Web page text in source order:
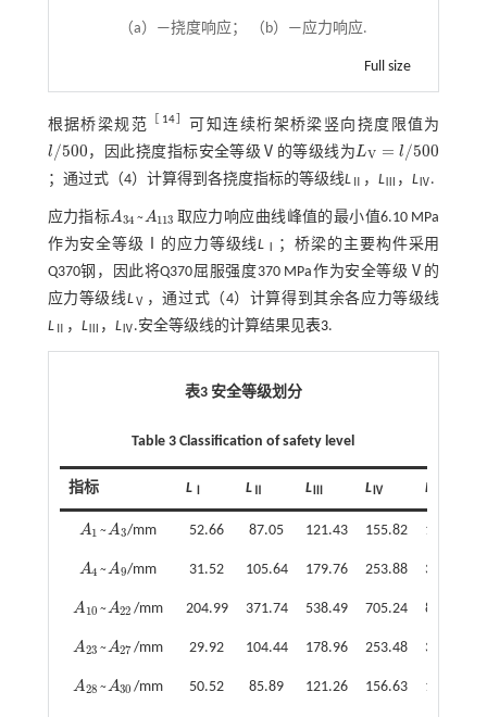
（a）—挠度响应； （b）—应力响应.
Full size
根据桥梁规范 ［ 14］可知连续桁架桥梁竖向挠度限值为
l /500
l/500 ，因此挠度指标安全等级Ⅴ的等级线为LV = l /500
LV= /500
；通过式（4） 计算得到各挠度指标的等级线LⅡ ， LⅢ ， LⅣ.
应力指标A34 ~ A113
A34 ~A113 取应力响应曲线峰值的最小值6.10 MPa
作为安全等级Ⅰ的应力等级线L
；桥梁的主要构件采用
Q370钢，因此将Q370屈服强度370 MPa作为安全等级Ⅴ的
应力等级线LⅤ ，通过式（4） 计算得到其余各应力等级线
LⅡ ， LⅢ ， LⅣ.安全等级线的计算结果见表3.
表3 安全等级划分
Table 3 Classification of safety level
指标 LⅠ LⅡ LⅢ LⅣ L
A1 ~ A3
A1~A3 /mm 52.66 87.05 121.43 155.82 190.20
A4 ~ A9
A4~A9 /mm 31.52 105.64 179.76 253.88 328.00
A 10 ~ A22
A10 ~A22 /mm 204.99 371.74 538.49 705.24 872.00
A23 ~ A27
A23 ~A27 /mm 29.92 104.44 178.96 253.48 328.00
A28 ~ A30
A28 ~A30 /mm 50.52 85.89 121.26 156.63 192.00